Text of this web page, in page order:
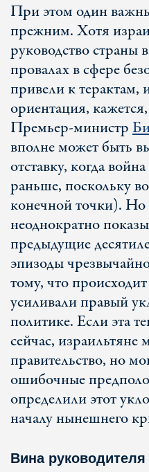
При этом один
прежним. Хотя
руководство страны
провалах в сфере
привели к терактам,
ориентация,
Премьер-министр
вполне может быть
отставку, когда
раньше, поскольку
конечной точки). Но
неоднократно
предыдущие
эпизоды
тому, что
усиливали правый
политике. Если эта
сейчас, израильтяне
правительство, но
ошибочные
определили этот
началу нынешнего
Вина руководителя